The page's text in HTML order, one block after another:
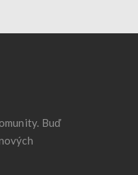
Buď